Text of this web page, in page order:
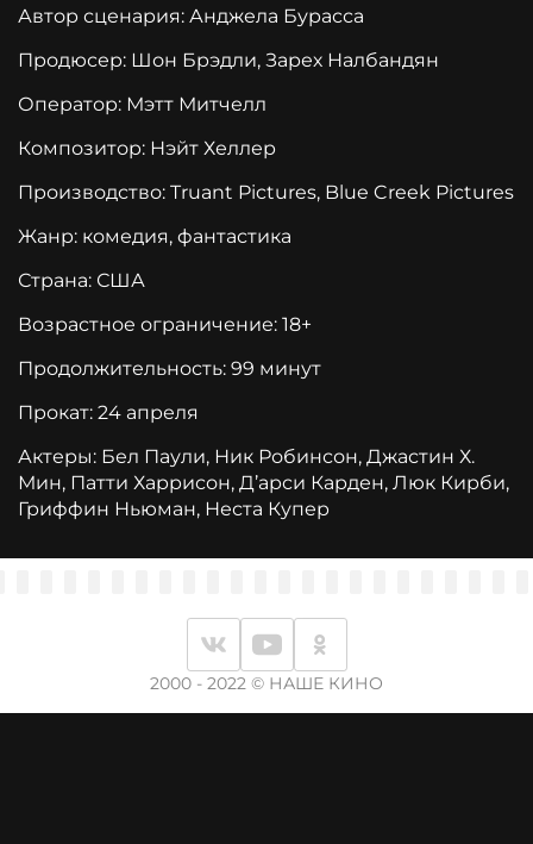
Автор сценария: Анджела Бурасса
Продюсер: Шон Брэдли, Зарех Налбандян
Оператор: Мэтт Митчелл
Композитор: Нэйт Хеллер
Производство: Truant Pictures, Blue Creek Pictures
Жанр: комедия, фантастика
Страна: США
Возрастное ограничение: 18+
Продолжительность: 99 минут
Прокат: 24 апреля
Актеры: Бел Паули, Ник Робинсон, Джастин Х.
Мин, Патти Харрисон, Д’арси Карден, Люк Кирби,
Гриффин Ньюман, Неста Купер
2000 - 2022 © НАШЕ КИНО